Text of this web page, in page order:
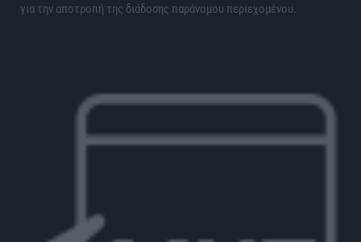
για την αποτροπή της διάδοσης παράνομου περιεχομένου.